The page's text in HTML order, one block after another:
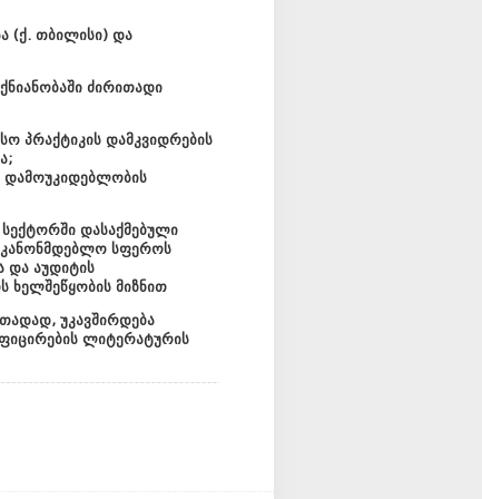
(ქ. თბილისი) და
ძირითადი
პრაქტიკის დამკვიდრების
;
დამოუკიდებლობის
სექტორში დასაქმებული
სფეროს
და აუდიტის
ხელშეწყობის მიზნით
, უკავშირდება
ლიტერატურის